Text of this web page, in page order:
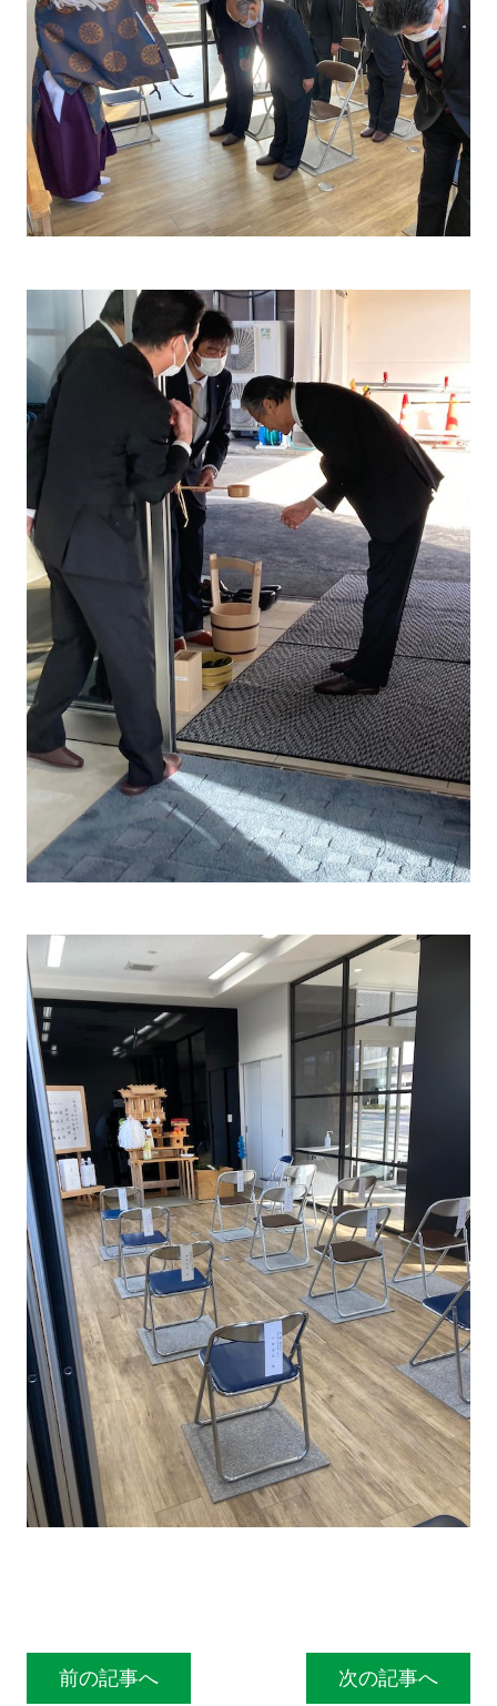
投稿ナビゲーション
前の記事へ 次の記事へ